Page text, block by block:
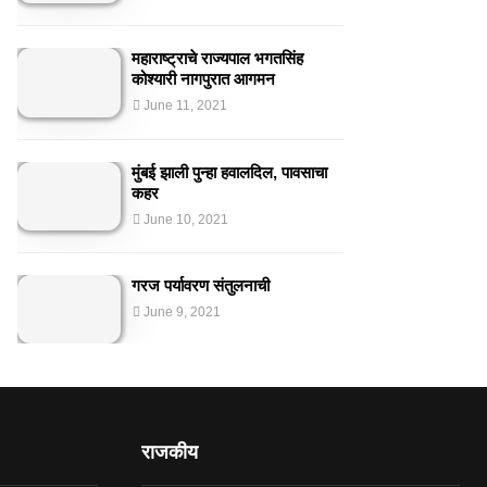
महाराष्ट्राचे राज्यपाल भगतसिंह
कोश्यारी नागपुरात आगमन
June 11, 2021
मुंबई झाली पुन्हा हवालदिल, पावसाचा
कहर
June 10, 2021
गरज पर्यावरण संतुलनाची
June 9, 2021
राजकीय